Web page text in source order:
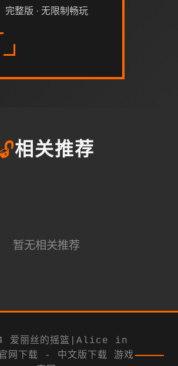
完整版 · 无限制畅玩
相关推荐
暂无相关推荐
爱丽丝的摇篮|Alice in
网下载 - 中文版下载 游戏